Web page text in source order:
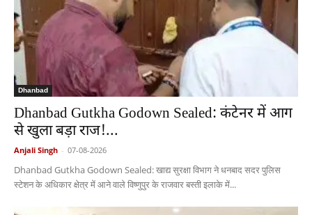
Dhanbad
Dhanbad Gutkha Godown Sealed: कंटेनर में आग
से खुला बड़ा राज!...
Anjali Singh - 07-08-2026
Dhanbad Gutkha Godown Sealed: खाद्य सुरक्षा विभाग ने धनबाद सदर पुलिस
स्टेशन के अधिकार क्षेत्र में आने वाले विष्णुपुर के राजवार बस्ती इलाके में...